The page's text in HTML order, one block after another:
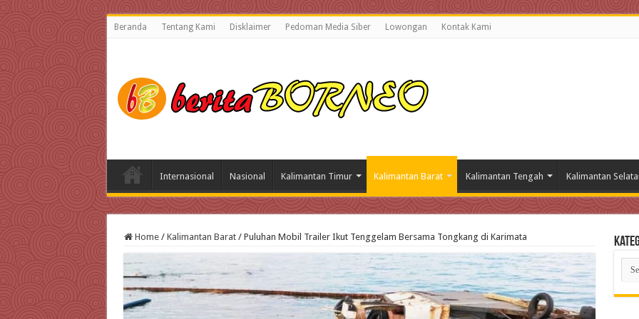
Beranda Tentang Kami Disklaimer Pedoman Media Siber Lowongan Kontak Kami
Internasional Nasional Kalimantan Timur Kalimantan Barat Kalimantan Tengah Kalimantan
Home / Kalimantan Barat / Puluhan Mobil Trailer Ikut Tenggelam Bersama Tongkang di Karimata